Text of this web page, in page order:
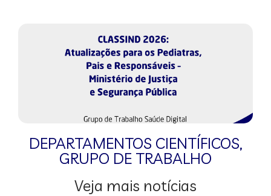
DEPARTAMENTOS CIENTÍFICOS,
GRUPO DE TRABALHO
Veja mais notícias